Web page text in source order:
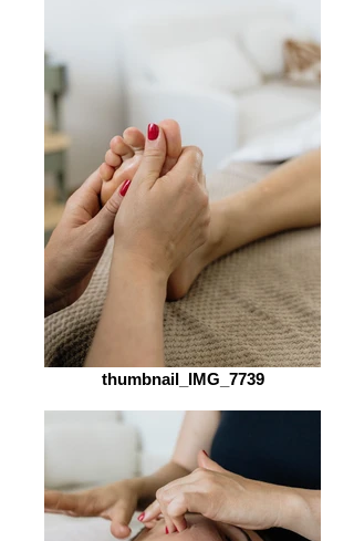
thumbnail_IMG_7739